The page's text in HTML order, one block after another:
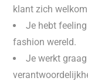
klant zich
Je hebt
fashion wereld.
Je werkt